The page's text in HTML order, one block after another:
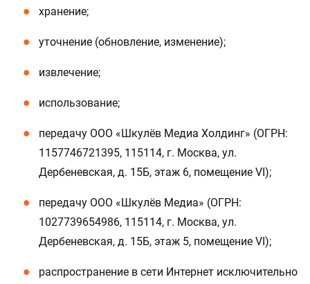
хранение;
уточнение (обновление, изменение);
извлечение;
использование;
передачу ООО «Шкулёв Медиа Холдинг» (ОГРН:
1157746721395, 115114, г. Москва, ул.
Дербеневская, д. 15Б, этаж 6, помещение VI);
передачу ООО «Шкулёв Медиа» (ОГРН:
1027739654986, 115114, г. Москва, ул.
Дербеневская, д. 15Б, этаж 5, помещение VI);
распространение в сети Интернет исключительно